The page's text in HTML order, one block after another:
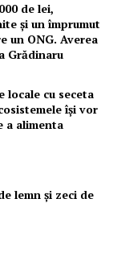
de lei,
și un împrumut
un ONG. Averea
Grădinaru
locale cu seceta
își vor
a alimenta
lemn și zeci de